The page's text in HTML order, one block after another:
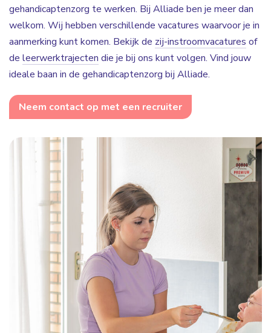
gehandicaptenzorg te werken. Bij Alliade ben je meer dan
welkom. Wij hebben verschillende vacatures waarvoor je in
aanmerking kunt komen. Bekijk de zij-instroomvacatures of
de leerwerktrajecten die je bij ons kunt volgen. Vind jouw
ideale baan in de gehandicaptenzorg bij Alliade.
Neem contact op met een recruiter